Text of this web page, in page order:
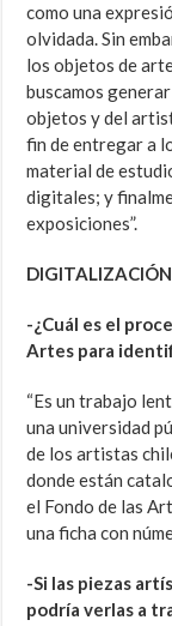
como una
olvidada. Sin
los objetos de
buscamos
objetos y del
fin de entregar a
material de
digitales; y
exposiciones”.
-¿Cuál es el
Artes para
“Es un trabajo
una universidad
de los artistas
donde están
el Fondo de las
una ficha con
-Si las piezas
podría verlas a